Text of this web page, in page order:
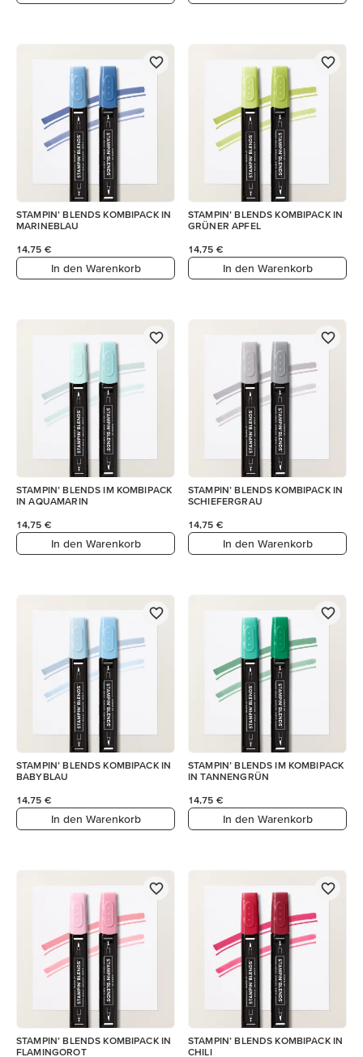
STAMPIN’ BLENDS KOMBIPACK IN
MARINEBLAU
14,75 €
In den Warenkorb
STAMPIN’ BLENDS KOMBIPACK IN
GRÜNER APFEL
14,75 €
In den Warenkorb
STAMPIN’ BLENDS IM KOMBIPACK
IN AQUAMARIN
14,75 €
In den Warenkorb
STAMPIN’ BLENDS KOMBIPACK IN
SCHIEFERGRAU
14,75 €
In den Warenkorb
STAMPIN’ BLENDS KOMBIPACK IN
BABYBLAU
14,75 €
In den Warenkorb
STAMPIN’ BLENDS IM KOMBIPACK
IN TANNENGRÜN
14,75 €
In den Warenkorb
STAMPIN’ BLENDS KOMBIPACK IN
FLAMINGOROT
STAMPIN’ BLENDS KOMBIPACK IN
CHILI